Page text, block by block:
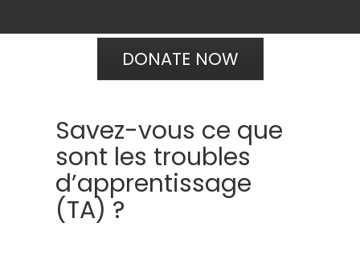
DONATE NOW
Savez-vous ce que
sont les troubles
d’apprentissage
(TA) ?